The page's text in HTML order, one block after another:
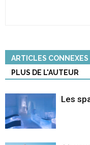
ARTICLES CONNEXES
PLUS DE L'AUTEUR
Les